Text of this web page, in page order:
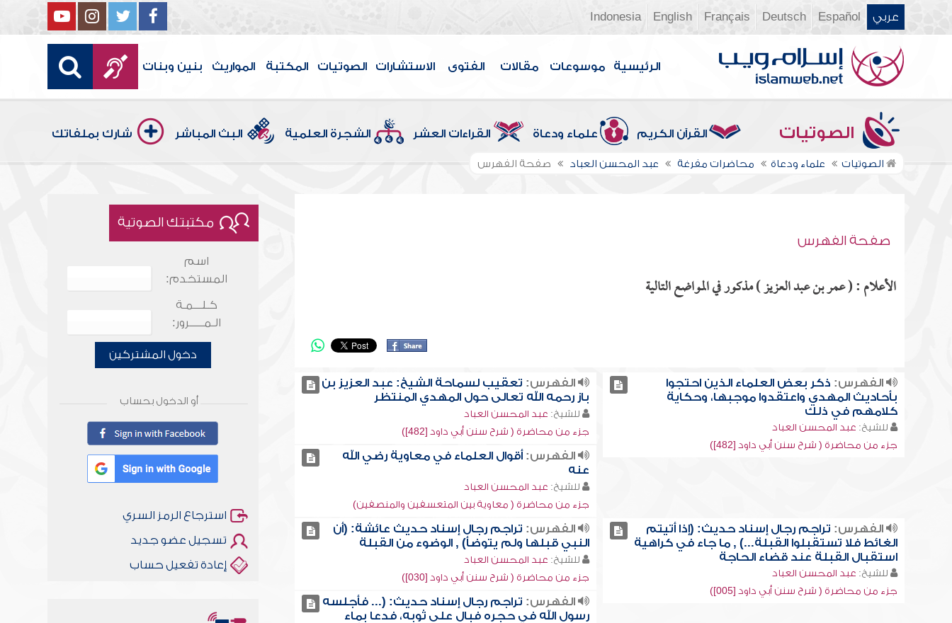
عربي Español
Deutsch
Français
English
Indonesia
الرئيسية موسوعات مقالات الفتوى الاستشارات الصوتيات المكتبة المواريث بنين وبنات
الصوتيات القرآن الكريم علماء ودعاة القراءات العشر الشجرة العلمية البث المباشر شارك بملفاتك
الصوتيات علماء ودعاة محاضرات مفرغة عبد المحسن العباد صفحة الفهرس
صفحة الفهرس
الأعلام : ( عمر بن عبد العزيز ) مذكور في المواضع التالية
الفهرس: ذكر بعض العلماء الذين احتجوا
بأحاديث المهدي واعتقدوا موجبها، وحكاية
كلامهم في ذلك
للشيخ: عبد المحسن العباد
جزء من محاضرة ( شرح سنن أبي داود [482])
الفهرس: تعقيب لسماحة الشيخ: عبد العزيز بن
باز رحمه الله تعالى حول المهدي المنتظر
للشيخ: عبد المحسن العباد
جزء من محاضرة ( شرح سنن أبي داود [482])
الفهرس: أقوال العلماء في معاوية رضي الله
عنه
للشيخ: عبد المحسن العباد
جزء من محاضرة ( معاوية بين المتعسفين والمنصفين)
الفهرس: تراجم رجال إسناد حديث: (إذا أتيتم
الغائط فلا تستقبلوا القبلة...) , ما جاء في كراهية
استقبال القبلة عند قضاء الحاجة
للشيخ: عبد المحسن العباد
جزء من محاضرة ( شرح سنن أبي داود [005])
الفهرس: تراجم رجال إسناد حديث عائشة: (أن
النبي قبلها ولم يتوضأ) , الوضوء من القبلة
للشيخ: عبد المحسن العباد
جزء من محاضرة ( شرح سنن أبي داود [030])
الفهرس: تراجم رجال إسناد حديث: (... فأجلسه
رسول الله في حجره فبال على ثوبه، فدعا بماء
مكتبتك الصوتية
اسم
المستخدم:
كـلـــمـة
الـمـــــرور:
دخول المشتركين
أو الدخول بحساب
استرجاع الرمز السري
تسجيل عضو جديد
إعادة تفعيل حساب